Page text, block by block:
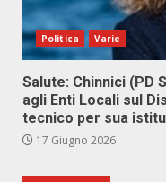
Politica Varie
Salute: Chinnici (PD
agli Enti Locali sul
tecnico per sua
17 Giugno 2026